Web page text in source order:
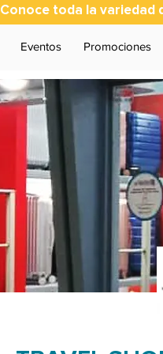
Conoce toda la variedad
Eventos Promociones